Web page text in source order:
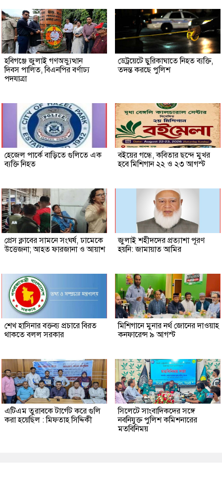
হবিগঞ্জে জুলাই গণঅভ্যুত্থান
দিবস পালিত, বিএনপির বর্ণাঢ্য
পদযাত্রা
ডেট্রয়েটে ছুরিকাঘাতে নিহত ব্যক্তি,
তদন্ত করছে পুলিশ
হেজেল পার্কে বাড়িতে গুলিতে এক
ব্যক্তি নিহত
বইয়ের গন্ধে, কবিতার ছন্দে মুখর
হবে মিশিগান ২২ ও ২৩ আগস্ট
প্রেস ক্লাবের সামনে সংঘর্ষ, ঢামেকে
উত্তেজনা; আহত ফারজানা ও আয়াশ
জুলাই শহীদদের প্রত্যাশা পূরণ
হয়নি: জামায়াত আমির
শেখ হাসিনার বক্তব্য প্রচারে বিরত
থাকতে বলল সরকার
মিশিগানে মুনার নর্থ জোনের দাওয়াহ
কনফারেন্স ৯ আগস্ট
এটিএম তুরাবকে টার্গেট করে গুলি
করা হয়েছিল : মিফতাহ সিদ্দিকী
সিলেটে সাংবাদিকদের সঙ্গে
নবনিযুক্ত পুলিশ কমিশনারের
মতবিনিময়